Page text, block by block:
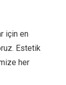
için en
Estetik
her